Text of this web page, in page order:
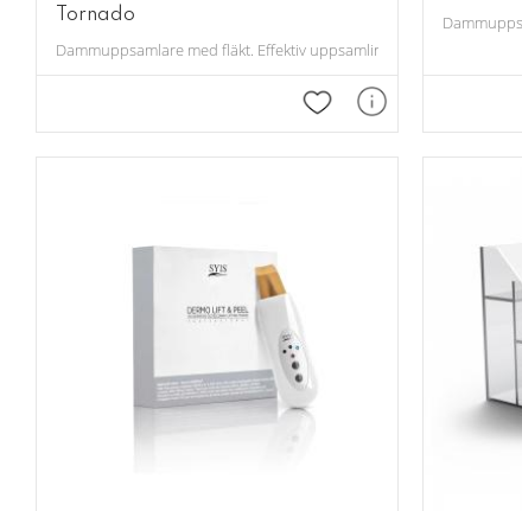
Tornado
Dammuppsamlare med fläkt. Effektiv uppsamling vid arbete med
Lägg till i favoriter